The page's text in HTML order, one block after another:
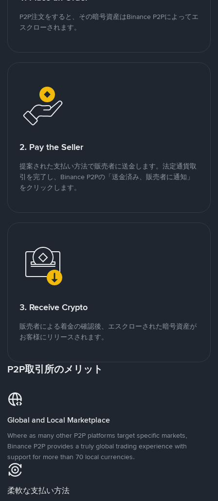
P2P注文をすると、その暗号資産はBinance P2Pによってエ
スクローされます。
2. Pay the Seller
提案された支払い方法で販売者に送金します。法定通貨取
引を完了し、Binance P2Pの「送金済み、販売者に通知」
をクリックします。
3. Receive Crypto
販売者による着金の確認後、エスクローされた暗号資産が
お客様にリリースされます。
P2P取引所のメリット
Global and Local Marketplace
Where as many other P2P platforms target specific markets,
Binance P2P provides a truly global trading experience with
support for more than 70 local currencies.
柔軟な支払い方法